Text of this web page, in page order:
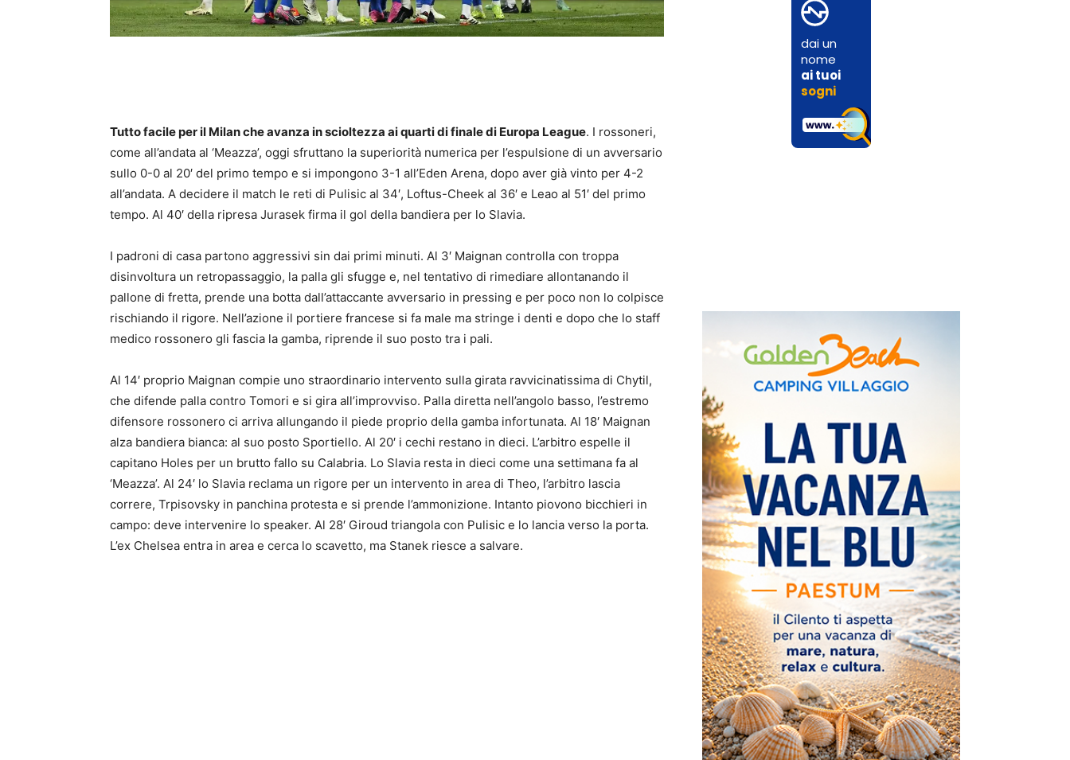
Tutto facile per il Milan che avanza in scioltezza ai quarti di finale di Europa League. I rossoneri,
come all’andata al ‘Meazza’, oggi sfruttano la superiorità numerica per l’espulsione di un avversario
sullo 0-0 al 20′ del primo tempo e si impongono 3-1 all’Eden Arena, dopo aver già vinto per 4-2
all’andata. A decidere il match le reti di Pulisic al 34′, Loftus-Cheek al 36′ e Leao al 51′ del primo
tempo. Al 40′ della ripresa Jurasek firma il gol della bandiera per lo Slavia.
I padroni di casa partono aggressivi sin dai primi minuti. Al 3′ Maignan controlla con troppa
disinvoltura un retropassaggio, la palla gli sfugge e, nel tentativo di rimediare allontanando il
pallone di fretta, prende una botta dall’attaccante avversario in pressing e per poco non lo colpisce
rischiando il rigore. Nell’azione il portiere francese si fa male ma stringe i denti e dopo che lo staff
medico rossonero gli fascia la gamba, riprende il suo posto tra i pali.
Al 14′ proprio Maignan compie uno straordinario intervento sulla girata ravvicinatissima di Chytil,
che difende palla contro Tomori e si gira all’improvviso. Palla diretta nell’angolo basso, l’estremo
difensore rossonero ci arriva allungando il piede proprio della gamba infortunata. Al 18′ Maignan
alza bandiera bianca: al suo posto Sportiello. Al 20′ i cechi restano in dieci. L’arbitro espelle il
capitano Holes per un brutto fallo su Calabria. Lo Slavia resta in dieci come una settimana fa al
‘Meazza’. Al 24′ lo Slavia reclama un rigore per un intervento in area di Theo, l’arbitro lascia
correre, Trpisovsky in panchina protesta e si prende l’ammonizione. Intanto piovono bicchieri in
campo: deve intervenire lo speaker. Al 28′ Giroud triangola con Pulisic e lo lancia verso la porta.
L’ex Chelsea entra in area e cerca lo scavetto, ma Stanek riesce a salvare.